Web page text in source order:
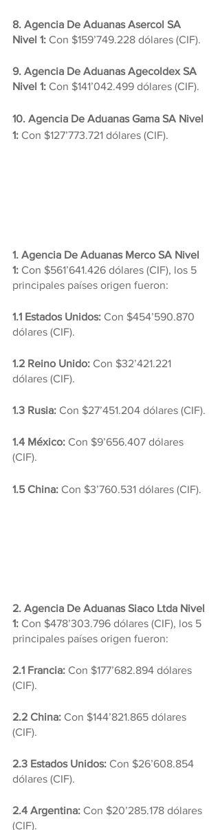
8. Agencia De Aduanas Asercol SA
Nivel 1: Con $159’749.228 dólares (CIF).
9. Agencia De Aduanas Agecoldex SA
Nivel 1: Con $141’042.499 dólares (CIF).
10. Agencia De Aduanas Gama SA Nivel
1: Con $127’773.721 dólares (CIF).
1. Agencia De Aduanas Merco SA Nivel
1: Con $561’641.426 dólares (CIF), los 5
principales países origen fueron:
1.1 Estados Unidos: Con $454’590.870
dólares (CIF).
1.2 Reino Unido: Con $32’421.221
dólares (CIF).
1.3 Rusia: Con $27’451.204 dólares (CIF).
1.4 México: Con $9’656.407 dólares
(CIF).
1.5 China: Con $3’760.531 dólares (CIF).
2. Agencia De Aduanas Siaco Ltda Nivel
1: Con $478’303.796 dólares (CIF), los 5
principales países origen fueron:
2.1 Francia: Con $177’682.894 dólares
(CIF).
2.2 China: Con $144’821.865 dólares
(CIF).
2.3 Estados Unidos: Con $26’608.854
dólares (CIF).
2.4 Argentina: Con $20’285.178 dólares
(CIF).